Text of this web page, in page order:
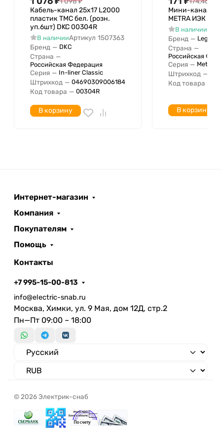
Кабель-канал 25х17 L2000
пластик TMC бел. (розн.
уп.6шт) DKC 00304R
В наличииАртикул 1507363
Бренд — DKC
Страна —
Российская Федерация
Серия — In-liner Classic
Штрихкод — 04690309006184
Код товара — 00304R
В корзину
Мини-канал
METRA ИЭК Leg
В наличии
Бренд —
Страна —
Российская
Серия — Metra
Штрихкод —
Код товара
В корзину
Интернет-магазин
Компания
Покупателям
Помощь
Контакты
+7 995-15-00-813
info@electric-snab.ru
Москва, Химки, ул. 9 Мая, дом 12Д, стр.2
Пн—Пт 09:00 – 18:00
© 2026 Электрик-снаб